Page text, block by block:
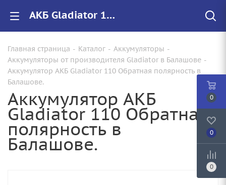
АКБ Gladiator 110 Обратная полярность купить от 8710.00 руб. в Балашове | АКБ 6СТ-110L(0) GLADIATOR EFB о/п
Главная страница - Каталог - Аккумуляторы -
Аккумуляторы от производителя Gladiator в Балашове -
Аккумулятор АКБ Gladiator 110 Обратная полярность в
Балашове.
Аккумулятор АКБ
Gladiator 110 Обратная
полярность в
Балашове.
0
0
0